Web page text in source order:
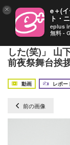
乃木坂46齋
した(笑)」 山
前夜祭舞台挨
動画
レポー
前の画像
× e＋(
ト・
eplus
無料 -